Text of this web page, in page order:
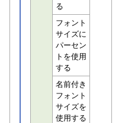
る
フォント
サイズに
パーセン
トを使用
する
名前付き
フォント
サイズを
使用する